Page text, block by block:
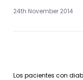
24th November 2014
Los pacientes con